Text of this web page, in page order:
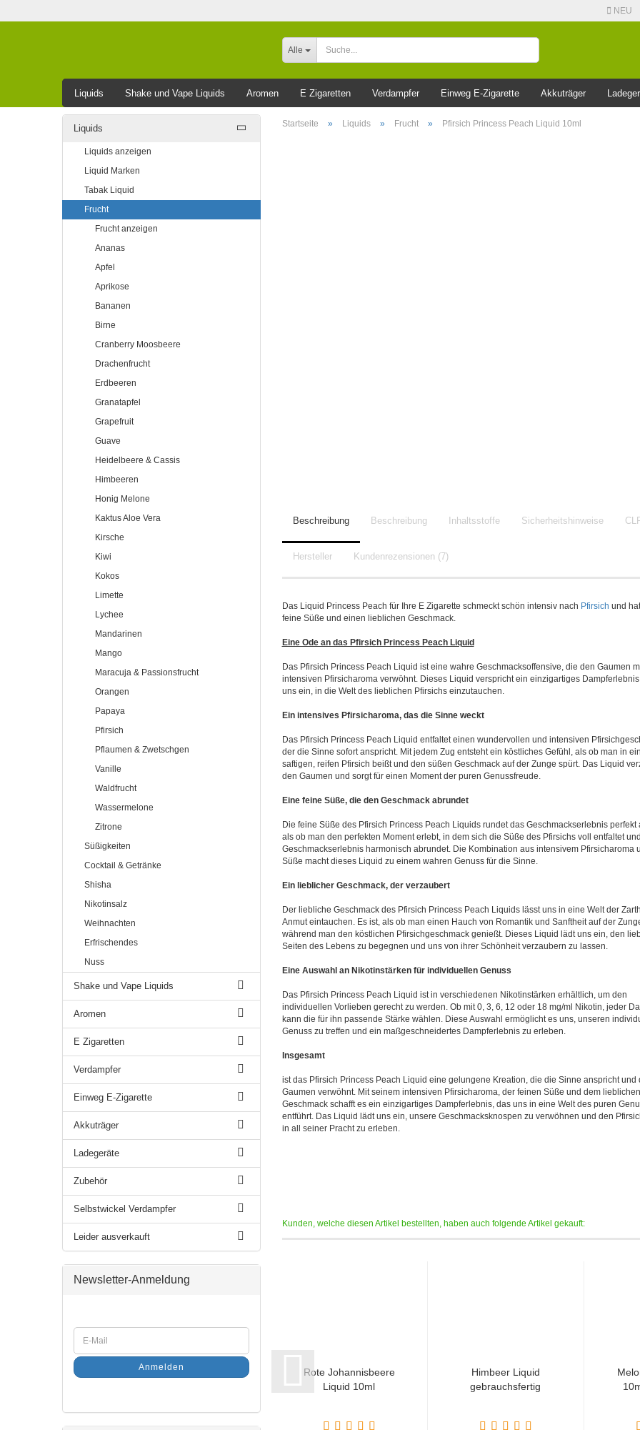
NEU
Alle
Liquids Shake und Vape Liquids Aromen E Zigaretten Verdampfer Einweg E-Zigarette Akkuträger
Leider ausverkauft Startseite » Liquids » Frucht » Pfirsich Princess Peach Liquid 10ml
Beschreibung Beschreibung Inhaltsstoffe Sicherheitshinweise
Hersteller Kundenrezensionen (7)
Das Liquid Princess Peach für Ihre E Zigarette schmeckt schön intensiv nach Pfirsich und
feine Süße und einen lieblichen Geschmack.
Eine Ode an das Pfirsich Princess Peach Liquid
Das Pfirsich Princess Peach Liquid ist eine wahre Geschmacksoffensive, die den Gaumen
intensiven Pfirsicharoma verwöhnt. Dieses Liquid verspricht ein einzigartiges
uns ein, in die Welt des lieblichen Pfirsichs einzutauchen.
Ein intensives Pfirsicharoma, das die Sinne weckt
Das Pfirsich Princess Peach Liquid entfaltet einen wundervollen und intensiven
der die Sinne sofort anspricht. Mit jedem Zug entsteht ein köstliches Gefühl, als ob man in
saftigen, reifen Pfirsich beißt und den süßen Geschmack auf der Zunge spürt. Das Liquid
den Gaumen und sorgt für einen Moment der puren Genussfreude.
Eine feine Süße, die den Geschmack abrundet
Die feine Süße des Pfirsich Princess Peach Liquids rundet das Geschmackserlebnis perfekt
als ob man den perfekten Moment erlebt, in dem sich die Süße des Pfirsichs voll entfaltet
Geschmackserlebnis harmonisch abrundet. Die Kombination aus intensivem Pfirsicharoma
Süße macht dieses Liquid zu einem wahren Genuss für die Sinne.
Ein lieblicher Geschmack, der verzaubert
Der liebliche Geschmack des Pfirsich Princess Peach Liquids lässt uns in eine Welt der
Anmut eintauchen. Es ist, als ob man einen Hauch von Romantik und Sanftheit auf der
während man den köstlichen Pfirsichgeschmack genießt. Dieses Liquid lädt uns ein, den
Seiten des Lebens zu begegnen und uns von ihrer Schönheit verzaubern zu lassen.
Eine Auswahl an Nikotinstärken für individuellen Genuss
Das Pfirsich Princess Peach Liquid ist in verschiedenen Nikotinstärken erhältlich, um den
individuellen Vorlieben gerecht zu werden. Ob mit 0, 3, 6, 12 oder 18 mg/ml Nikotin, jeder
kann die für ihn passende Stärke wählen. Diese Auswahl ermöglicht es uns, unseren
Genuss zu treffen und ein maßgeschneidertes Dampferlebnis zu erleben.
Insgesamt
ist das Pfirsich Princess Peach Liquid eine gelungene Kreation, die die Sinne anspricht und
Gaumen verwöhnt. Mit seinem intensiven Pfirsicharoma, der feinen Süße und dem lieblichen
Geschmack schafft es ein einzigartiges Dampferlebnis, das uns in eine Welt des puren
entführt. Das Liquid lädt uns ein, unsere Geschmacksknospen zu verwöhnen und den
in all seiner Pracht zu erleben.
Kunden, welche diesen Artikel bestellten, haben auch folgende Artikel gekauft:
Rote Johannisbeere
Liquid 10ml
Himbeer Liquid
gebrauchsfertig
Liquids
Liquids anzeigen
Liquid Marken
Tabak Liquid
Frucht
Frucht anzeigen
Ananas
Apfel
Aprikose
Bananen
Birne
Cranberry Moosbeere
Drachenfrucht
Erdbeeren
Granatapfel
Grapefruit
Guave
Heidelbeere & Cassis
Himbeeren
Honig Melone
Kaktus Aloe Vera
Kirsche
Kiwi
Kokos
Limette
Lychee
Mandarinen
Mango
Maracuja & Passionsfrucht
Orangen
Papaya
Pfirsich
Pflaumen & Zwetschgen
Vanille
Waldfrucht
Wassermelone
Zitrone
Süßigkeiten
Cocktail & Getränke
Shisha
Nikotinsalz
Weihnachten
Erfrischendes
Nuss
Shake und Vape Liquids
Aromen
E Zigaretten
Verdampfer
Einweg E-Zigarette
Akkuträger
Ladegeräte
Zubehör
Selbstwickel Verdampfer
Leider ausverkauft
Newsletter-Anmeldung
Anmelden